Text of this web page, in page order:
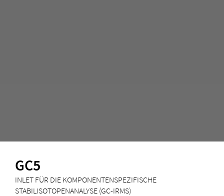
GC5
INLET FÜR DIE KOMPONENTENSPEZIFISCHE
STABILISOTOPENANALYSE (GC-IRMS)